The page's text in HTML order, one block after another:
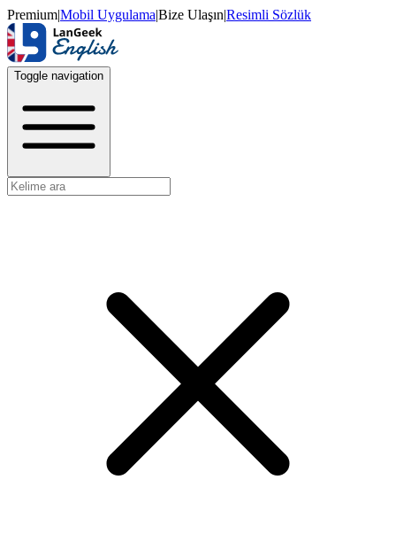
Premium|Mobil Uygulama|Bize Ulaşın|Resimli Sözlük
Toggle navigation